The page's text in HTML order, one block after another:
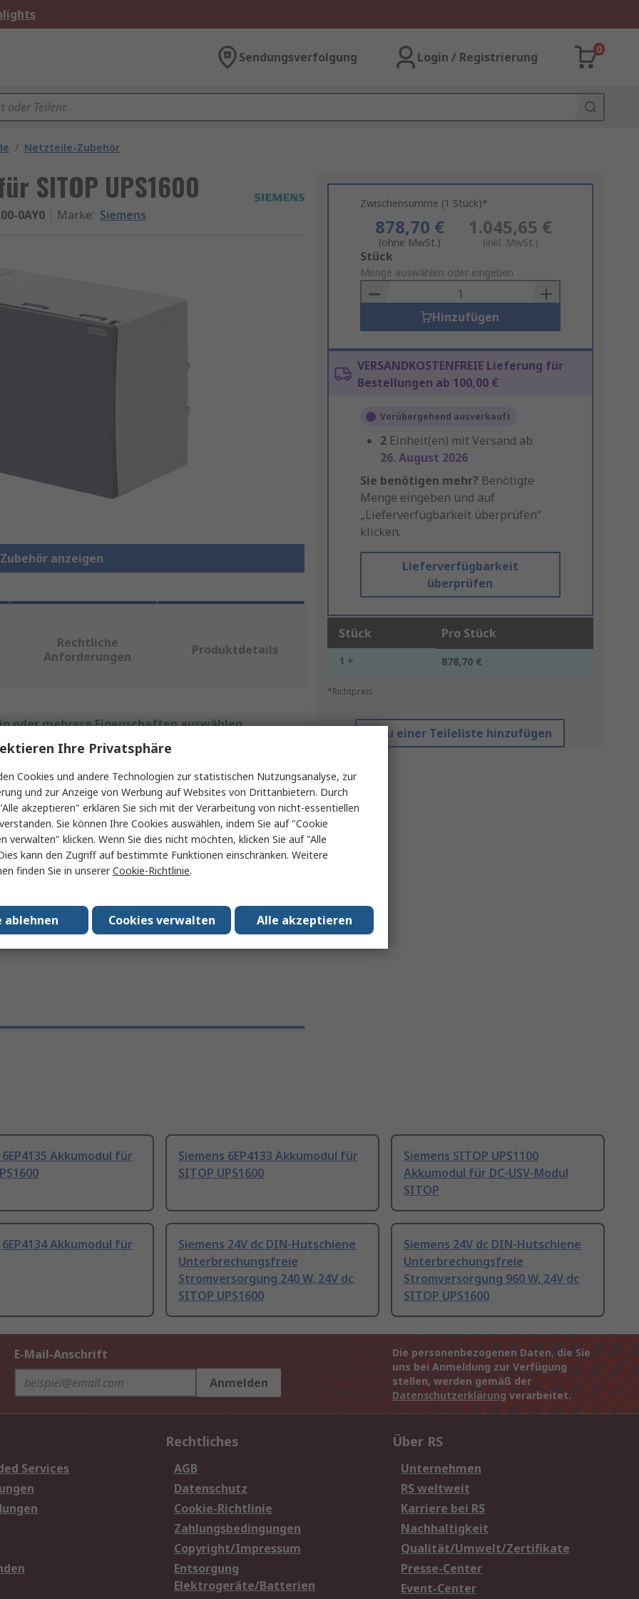
Sendungsverfolgung Login / Registrierung
0
/ Netzteile-Zubehör
SITOP UPS1600
0AY0 Marke: Siemens
anzeigen
Zwischensumme (1 Stück)*
878,70 €
(ohne MwSt.)
1.045,65 €
(inkl. MwSt.)
Add
to
Basket
Stück
Menge auswählen oder eingeben
Hinzufügen
VERSANDKOSTENFREIE Lieferung für
Bestellungen ab 100,00 €
Vorübergehend ausverkauft
2 Einheit(en) mit Versand ab
26. August 2026
Sie benötigen mehr? Benötigte
Menge eingeben und auf
„Lieferverfügbarkeit überprüfen“
klicken.
Lieferverfügbarkeit
überprüfen
Stück Pro Stück
1 + 878,70 €
*Richtpreis
Zu einer Teileliste hinzufügen
Rechtliche
Anforderungen
Produktdetails
oder mehrere Eigenschaften auswählen.
Siemens
Akkumodul
Akkumodul
mit SITOP UPS1600
SITop
CE
Akkumodul für
Siemens 6EP4133 Akkumodul für
SITOP UPS1600
Siemens SITOP UPS1100
Akkumodul für DC-USV-Modul
SITOP
Akkumodul für
Siemens 24V dc DIN-Hutschiene
Unterbrechungsfreie
Stromversorgung 240 W, 24V dc
SITOP UPS1600
Siemens 24V dc DIN-Hutschiene
Unterbrechungsfreie
Stromversorgung 960 W, 24V dc
SITOP UPS1600
E-Mail-Anschrift
Anmelden
Die personenbezogenen Daten, die Sie
uns bei Anmeldung zur Verfügung
stellen, werden gemäß der
Datenschutzerklärung verarbeitet.
Services
Rechtliches
AGB
Datenschutz
Cookie-Richtlinie
Zahlungsbedingungen
Copyright/Impressum
Entsorgung
Elektrogeräte/Batterien
Über RS
Unternehmen
RS weltweit
Karriere bei RS
Nachhaltigkeit
Qualität/Umwelt/Zertifikate
Presse-Center
Event-Center
Ihre Privatsphäre
Cookies und andere Technologien zur statistischen Nutzungsanalyse, zur
und zur Anzeige von Werbung auf Websites von Drittanbietern. Durch
akzeptieren" erklären Sie sich mit der Verarbeitung von nicht-essentiellen
Sie können Ihre Cookies auswählen, indem Sie auf "Cookie
verwalten" klicken. Wenn Sie dies nicht möchten, klicken Sie auf "Alle
kann den Zugriff auf bestimmte Funktionen einschränken. Weitere
finden Sie in unsererCookie-Richtlinie.
Alle akzeptieren
Cookies verwalten
ablehnen